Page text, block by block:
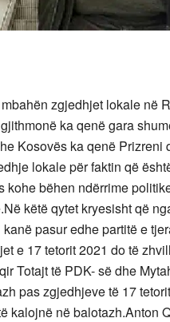
zgjedhjet lokale në
ka qenë gara
Kosovës ka qenë Prizreni
lokale për faktin që
kohe bëhen ndërrime
këtë qytet kryesisht që
pasur edhe partitë e
e 17 tetorit 2021 do të
Totajt të PDK- së dhe
pas zgjedhjeve të 17
kalojnë në balotazh.Anton